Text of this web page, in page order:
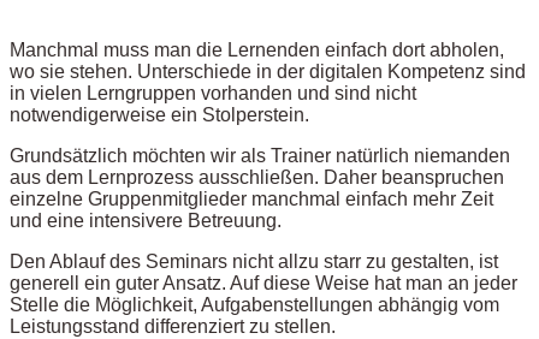
Manchmal muss man die Lernenden einfach dort abholen,
wo sie stehen. Unterschiede in der digitalen Kompetenz sind
in vielen Lerngruppen vorhanden und sind nicht
notwendigerweise ein Stolperstein.
Grundsätzlich möchten wir als Trainer natürlich niemanden
aus dem Lernprozess ausschließen. Daher beanspruchen
einzelne Gruppenmitglieder manchmal einfach mehr Zeit
und eine intensivere Betreuung.
Den Ablauf des Seminars nicht allzu starr zu gestalten, ist
generell ein guter Ansatz. Auf diese Weise hat man an jeder
Stelle die Möglichkeit, Aufgabenstellungen abhängig vom
Leistungsstand differenziert zu stellen.